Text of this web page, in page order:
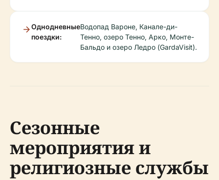
Однодневные
поездки:
Водопад Вароне, Канале-ди-
Тенно, озеро Тенно, Арко, Монте-
Бальдо и озеро Ледро (GardaVisit).
Сезонные
мероприятия и
религиозные службы